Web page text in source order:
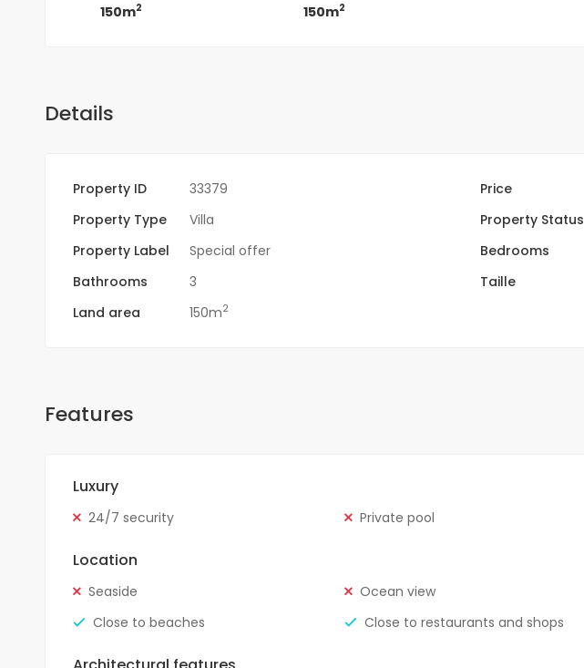
150m2
150m2
Details
Property ID 33379 Price
Property Type
Villa Property Status
Property Label
Special offer Bedrooms
Bathrooms
3 Taille
Land area 150m2
Features
Luxury
24/7 security Private pool
Location
Seaside Ocean view
Close to beaches
Close to restaurants and shops